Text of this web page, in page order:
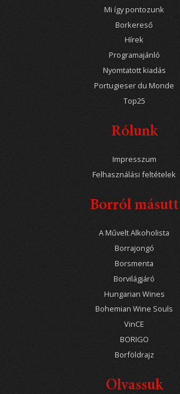
Mi így pontozunk
Borkereső
Hírek
Programajánló
Nyomtatott kiadás
Portugieser du Monde
Top25
Rólunk
Impresszum
Felhasználási feltételek
Borról másutt
A Művelt Alkoholista
Borrajongó
Borsmenta
Borvilágjáró
Hungarian Wines
Bohemian Wine Souls
VinCE
BORIGO
Borföldrajz
Olvassuk